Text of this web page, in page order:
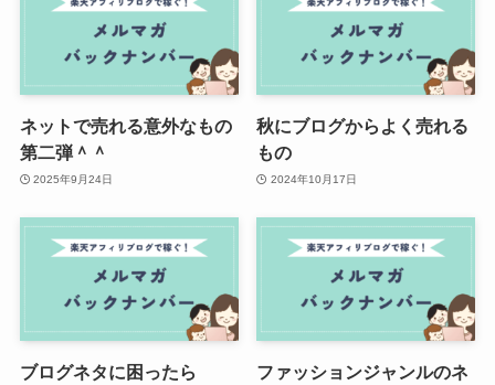
ネットで売れる意外なもの
第二弾＾＾
2025年9月24日
秋にブログからよく売れる
もの
2024年10月17日
ブログネタに困ったら
ファッションジャンルのネ